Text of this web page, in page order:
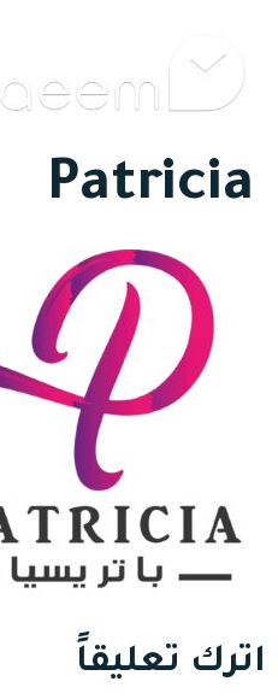
Patricia
اترك تعليقاً